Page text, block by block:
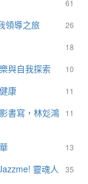
61
26
領導之旅
18
10
與自我探索
11
康
11
書寫，林彣鴻
13
35
靈魂人